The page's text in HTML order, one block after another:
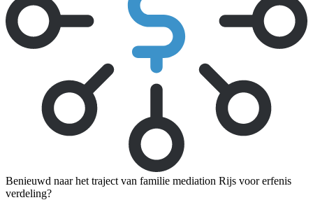
Benieuwd naar het traject van familie mediation Rijs voor erfenis
verdeling?